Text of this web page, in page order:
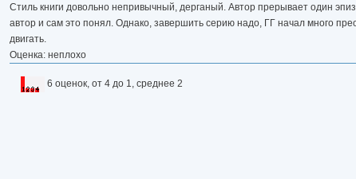
Стиль книги довольно непривычный, дерганый. Автор прерывает один
автор и сам это понял. Однако, завершить серию надо, ГГ начал много
двигать.
Оценка: неплохо
6 оценок, от 4 до 1, среднее 2